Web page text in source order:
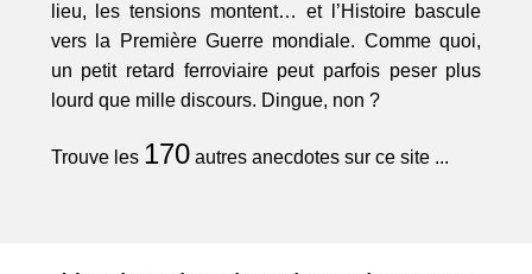
lieu, les tensions montent… et l’Histoire bascule
vers la Première Guerre mondiale. Comme quoi,
un petit retard ferroviaire peut parfois peser plus
lourd que mille discours. Dingue, non ?
Trouve les 170autres anecdotes sur ce site ...